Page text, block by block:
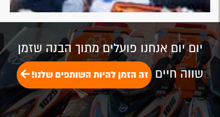
יום יום אנחנו פועלים מתוך הבנה שזמן
שווה חיים זה הזמן להיות השותפים שלנו!